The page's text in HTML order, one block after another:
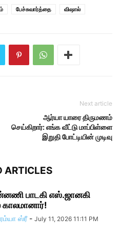
பேச்சுவார்த்தை விஷால்
Next article
ஆர்யா யாரை திருமணம்
செய்கிறார்: எங்க வீட்டு மாப்பிள்ளை
இறுதி போட்டியின் முடிவு
ARTICLES
பாடகி எஸ்.ஜானகி
காலமானார்!
ரம்யா ஸ்ரீ - July 11, 2026 11:11 PM